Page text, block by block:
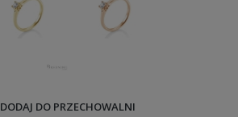
DODAJ DO PRZECHOWALNI